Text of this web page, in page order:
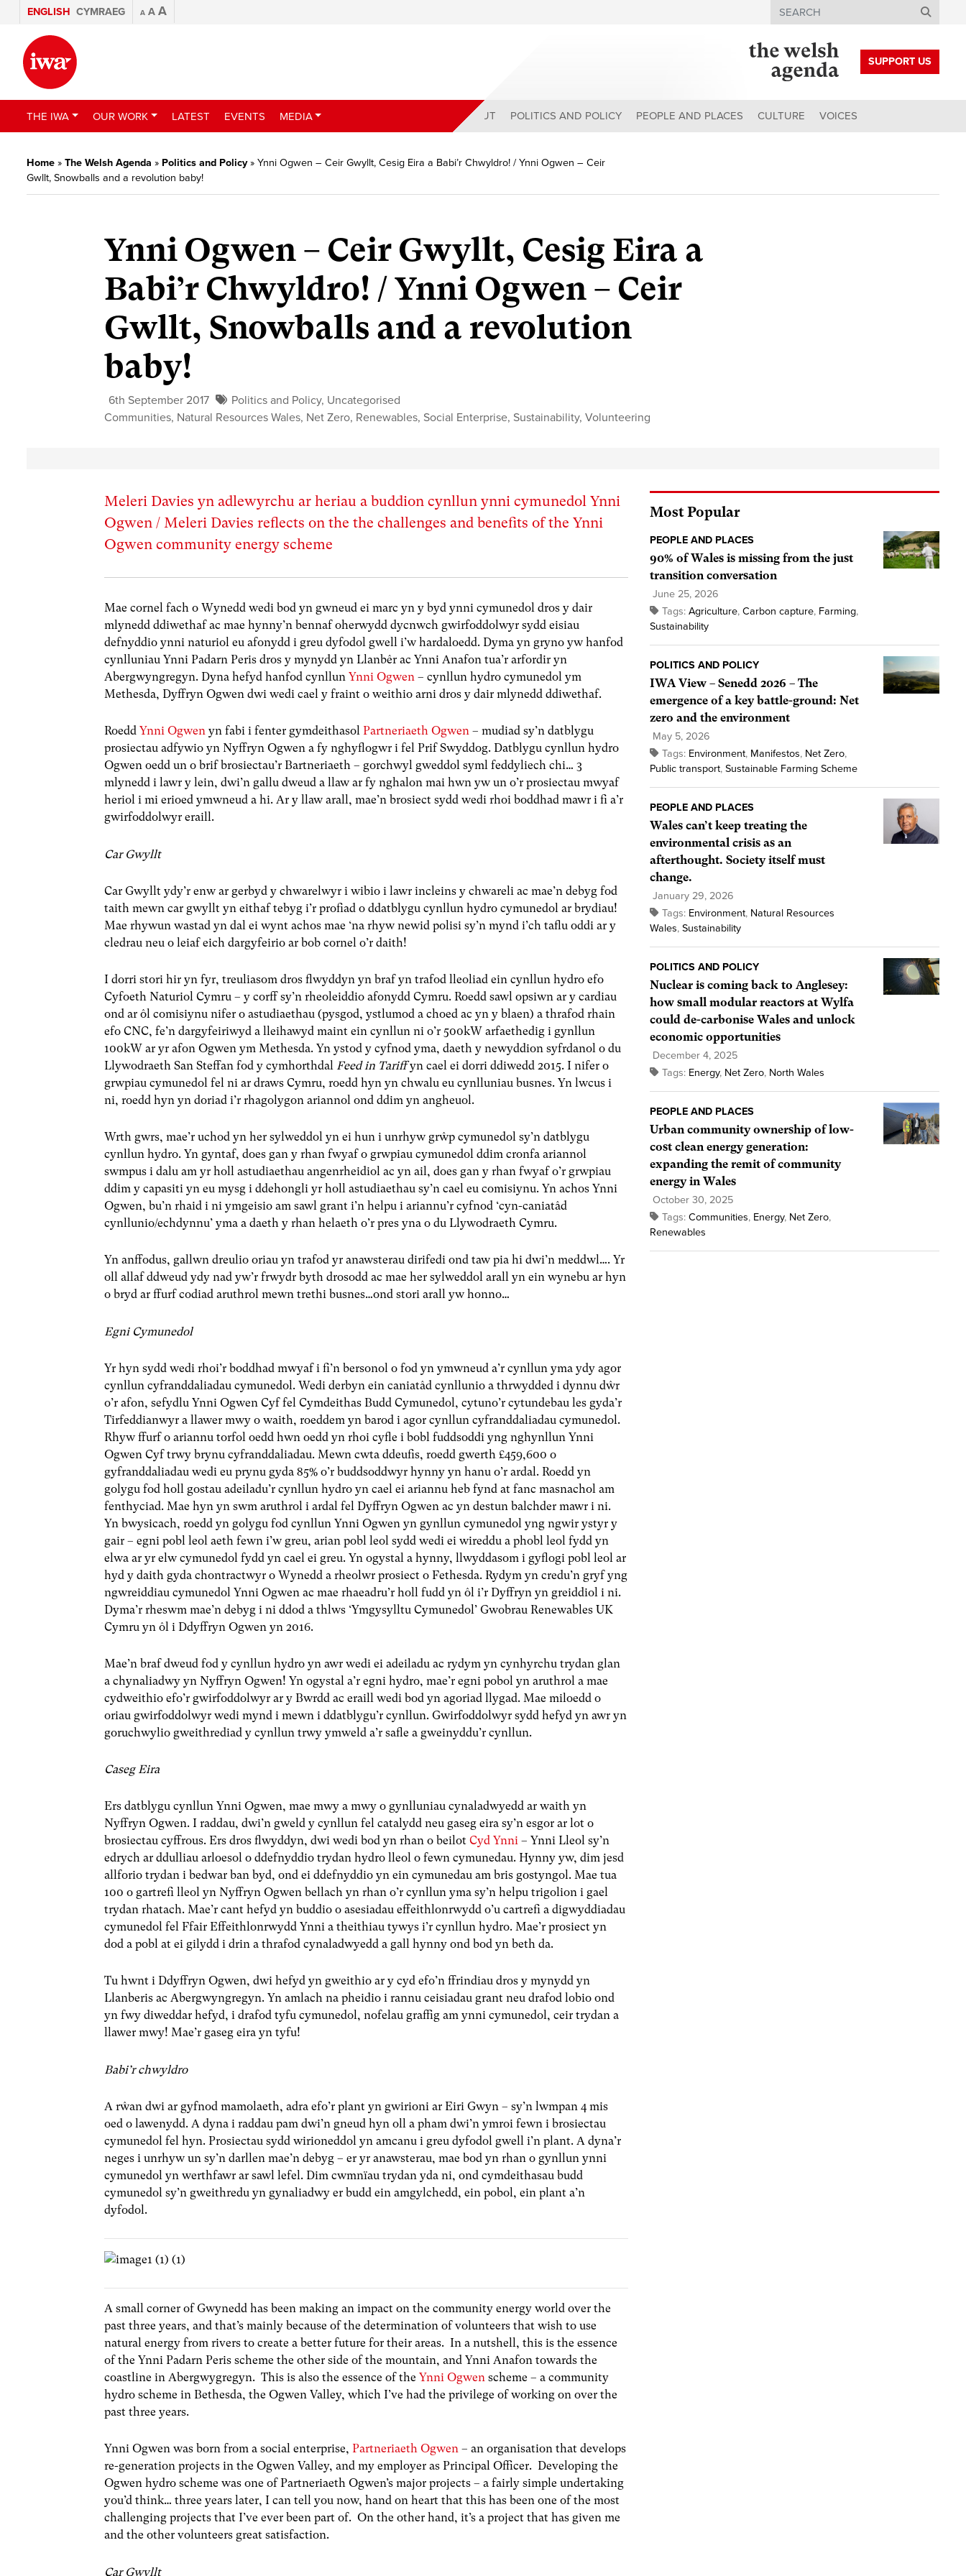
ENGLISH CYMRAEG A A A Search
SUPPORT US
THE IWA OUR WORK LATEST EVENTS MEDIA ABOUT POLITICS AND POLICY PEOPLE AND PLACES CULTURE VOICES
Home » The Welsh Agenda » Politics and Policy» Ynni Ogwen – Ceir Gwyllt, Cesig Eira a Babi’r Chwyldro! / Ynni Ogwen – Ceir
Gwllt, Snowballs and a revolution baby!
Ynni Ogwen – Ceir Gwyllt, Cesig Eira a
Babi’r Chwyldro! / Ynni Ogwen – Ceir
Gwllt, Snowballs and a revolution
baby!
6th September 2017 Politics and Policy, Uncategorised
Communities, Natural Resources Wales, Net Zero, Renewables, Social Enterprise, Sustainability,Volunteering
Meleri Davies yn adlewyrchu ar heriau a buddion cynllun ynni cymunedol Ynni
Ogwen / Meleri Davies reflects on the the challenges and benefits of the Ynni
Ogwen community energy scheme
Mae cornel fach o Wynedd wedi bod yn gwneud ei marc yn y byd ynni cymunedol dros y dair
mlynedd ddiwethaf ac mae hynny’n bennaf oherwydd dycnwch gwirfoddolwyr sydd eisiau
defnyddio ynni naturiol eu afonydd i greu dyfodol gwell i’w hardaloedd. Dyma yn gryno yw hanfod
cynlluniau Ynni Padarn Peris dros y mynydd yn Llanbêr ac Ynni Anafon tua’r arfordir yn
Abergwyngregyn. Dyna hefyd hanfod cynllunYnni Ogwen – cynllun hydro cymunedol ym
Methesda, Dyffryn Ogwen dwi wedi cael y fraint o weithio arni dros y dair mlynedd ddiwethaf.
RoeddYnni Ogwen yn fabi i fenter gymdeithasolPartneriaeth Ogwen – mudiad sy’n datblygu
prosiectau adfywio yn Nyffryn Ogwen a fy nghyflogwr i fel Prif Swyddog. Datblygu cynllun hydro
Ogwen oedd un o brif brosiectau’r Bartneriaeth – gorchwyl gweddol syml feddyliech chi… 3
mlynedd i lawr y lein, dwi’n gallu dweud a llaw ar fy nghalon mai hwn yw un o’r prosiectau mwyaf
heriol i mi erioed ymwneud a hi. Ar y llaw arall, mae’n brosiect sydd wedi rhoi boddhad mawr i fi a’r
gwirfoddolwyr eraill.
Car Gwyllt
Car Gwyllt ydy’r enw ar gerbyd y chwarelwyr i wibio i lawr incleins y chwareli ac mae’n debyg fod
taith mewn car gwyllt yn eithaf tebyg i’r profiad o ddatblygu cynllun hydro cymunedol ar brydiau!
Mae rhywun wastad yn dal ei wynt achos mae ‘na rhyw newid polisi sy’n mynd i’ch taflu oddi ar y
cledrau neu o leiaf eich dargyfeirio ar bob cornel o’r daith!
I dorri stori hir yn fyr, treuliasom dros flwyddyn yn braf yn trafod lleoliad ein cynllun hydro efo
Cyfoeth Naturiol Cymru – y corff sy’n rheoleiddio afonydd Cymru. Roedd sawl opsiwn ar y cardiau
ond ar ôl comisiynu nifer o astudiaethau (pysgod, ystlumod a choed ac yn y blaen) a thrafod rhain
efo CNC, fe’n dargyfeiriwyd a lleihawyd maint ein cynllun ni o’r 500kW arfaethedig i gynllun
100kW ar yr afon Ogwen ym Methesda. Yn ystod y cyfnod yma, daeth y newyddion syfrdanol o du
Llywodraeth San Steffan fod y cymhorthdal Feed in Tariffyn cael ei dorri ddiwedd 2015. I nifer o
grwpiau cymunedol fel ni ar draws Cymru, roedd hyn yn chwalu eu cynlluniau busnes. Yn lwcus i
ni, roedd hyn yn doriad i’r rhagolygon ariannol ond ddim yn angheuol.
Wrth gwrs, mae’r uchod yn her sylweddol yn ei hun i unrhyw grŵp cymunedol sy’n datblygu
cynllun hydro. Yn gyntaf, does gan y rhan fwyaf o grwpiau cymunedol ddim cronfa ariannol
swmpus i dalu am yr holl astudiaethau angenrheidiol ac yn ail, does gan y rhan fwyaf o’r grwpiau
ddim y capasiti yn eu mysg i ddehongli yr holl astudiaethau sy’n cael eu comisiynu. Yn achos Ynni
Ogwen, bu’n rhaid i ni ymgeisio am sawl grant i’n helpu i ariannu’r cyfnod ‘cyn-caniatâd
cynllunio/echdynnu’ yma a daeth y rhan helaeth o’r pres yna o du Llywodraeth Cymru.
Yn anffodus, gallwn dreulio oriau yn trafod yr anawsterau dirifedi ond taw pia hi dwi’n meddwl…. Yr
oll allaf ddweud ydy nad yw’r frwydr byth drosodd ac mae her sylweddol arall yn ein wynebu ar hyn
o bryd ar ffurf codiad aruthrol mewn trethi busnes…ond stori arall yw honno…
Egni Cymunedol
Yr hyn sydd wedi rhoi’r boddhad mwyaf i fi’n bersonol o fod yn ymwneud a’r cynllun yma ydy agor
cynllun cyfranddaliadau cymunedol. Wedi derbyn ein caniatâd cynllunio a thrwydded i dynnu dŵr
o’r afon, sefydlu Ynni Ogwen Cyf fel Cymdeithas Budd Cymunedol, cytuno’r cytundebau les gyda’r
Tirfeddianwyr a llawer mwy o waith, roeddem yn barod i agor cynllun cyfranddaliadau cymunedol.
Rhyw ffurf o ariannu torfol oedd hwn oedd yn rhoi cyfle i bobl fuddsoddi yng nghynllun Ynni
Ogwen Cyf trwy brynu cyfranddaliadau. Mewn cwta ddeufis, roedd gwerth £459,600 o
gyfranddaliadau wedi eu prynu gyda 85% o’r buddsoddwyr hynny yn hanu o’r ardal. Roedd yn
golygu fod holl gostau adeiladu’r cynllun hydro yn cael ei ariannu heb fynd at fanc masnachol am
fenthyciad. Mae hyn yn swm aruthrol i ardal fel Dyffryn Ogwen ac yn destun balchder mawr i ni.
Yn bwysicach, roedd yn golygu fod cynllun Ynni Ogwen yn gynllun cymunedol yng ngwir ystyr y
gair – egni pobl leol aeth fewn i’w greu, arian pobl leol sydd wedi ei wireddu a phobl leol fydd yn
elwa ar yr elw cymunedol fydd yn cael ei greu. Yn ogystal a hynny, llwyddasom i gyflogi pobl leol ar
hyd y daith gyda chontractwyr o Wynedd a rheolwr prosiect o Fethesda. Rydym yn credu’n gryf yng
ngwreiddiau cymunedol Ynni Ogwen ac mae rhaeadru’r holl fudd yn ôl i’r Dyffryn yn greiddiol i ni.
Dyma’r rheswm mae’n debyg i ni ddod a thlws ‘Ymgysylltu Cymunedol’ Gwobrau Renewables UK
Cymru yn ôl i Ddyffryn Ogwen yn 2016.
Mae’n braf dweud fod y cynllun hydro yn awr wedi ei adeiladu ac rydym yn cynhyrchu trydan glan
a chynaliadwy yn Nyffryn Ogwen! Yn ogystal a’r egni hydro, mae’r egni pobol yn aruthrol a mae
cydweithio efo’r gwirfoddolwyr ar y Bwrdd ac eraill wedi bod yn agoriad llygad. Mae miloedd o
oriau gwirfoddolwyr wedi mynd i mewn i ddatblygu’r cynllun. Gwirfoddolwyr sydd hefyd yn awr yn
goruchwylio gweithrediad y cynllun trwy ymweld a’r safle a gweinyddu’r cynllun.
Caseg Eira
Ers datblygu cynllun Ynni Ogwen, mae mwy a mwy o gynlluniau cynaladwyedd ar waith yn
Nyffryn Ogwen. I raddau, dwi’n gweld y cynllun fel catalydd neu gaseg eira sy’n esgor ar lot o
brosiectau cyffrous. Ers dros flwyddyn, dwi wedi bod yn rhan o beilotCyd Ynni – Ynni Lleol sy’n
edrych ar ddulliau arloesol o ddefnyddio trydan hydro lleol o fewn cymunedau. Hynny yw, dim jesd
allforio trydan i bedwar ban byd, ond ei ddefnyddio yn ein cymunedau am bris gostyngol. Mae tua
100 o gartrefi lleol yn Nyffryn Ogwen bellach yn rhan o’r cynllun yma sy’n helpu trigolion i gael
trydan rhatach. Mae’r cant hefyd yn buddio o asesiadau effeithlonrwydd o’u cartrefi a digwyddiadau
cymunedol fel Ffair Effeithlonrwydd Ynni a theithiau tywys i’r cynllun hydro. Mae’r prosiect yn
dod a pobl at ei gilydd i drin a thrafod cynaladwyedd a gall hynny ond bod yn beth da.
Tu hwnt i Ddyffryn Ogwen, dwi hefyd yn gweithio ar y cyd efo’n ffrindiau dros y mynydd yn
Llanberis ac Abergwyngregyn. Yn amlach na pheidio i rannu ceisiadau grant neu drafod lobio ond
yn fwy diweddar hefyd, i drafod tyfu cymunedol, nofelau graffig am ynni cymunedol, ceir trydan a
llawer mwy! Mae’r gaseg eira yn tyfu!
Babi’r chwyldro
A rŵan dwi ar gyfnod mamolaeth, adra efo’r plant yn gwirioni ar Eiri Gwyn – sy’n lwmpan 4 mis
oed o lawenydd. A dyna i raddau pam dwi’n gneud hyn oll a pham dwi’n ymroi fewn i brosiectau
cymunedol fel hyn. Prosiectau sydd wirioneddol yn amcanu i greu dyfodol gwell i’n plant. A dyna’r
neges i unrhyw un sy’n darllen mae’n debyg – er yr anawsterau, mae bod yn rhan o gynllun ynni
cymunedol yn werthfawr ar sawl lefel. Dim cwmnïau trydan yda ni, ond cymdeithasau budd
cymunedol sy’n gweithredu yn gynaliadwy er budd ein amgylchedd, ein pobol, ein plant a’n
dyfodol.
A small corner of Gwynedd has been making an impact on the community energy world over the
past three years, and that’s mainly because of the determination of volunteers that wish to use
natural energy from rivers to create a better future for their areas. In a nutshell, this is the essence
of the Ynni Padarn Peris scheme the other side of the mountain, and Ynni Anafon towards the
coastline in Abergwygregyn. This is also the essence of theYnni Ogwen scheme – a community
hydro scheme in Bethesda, the Ogwen Valley, which I’ve had the privilege of working on over the
past three years.
Ynni Ogwen was born from a social enterprise,Partneriaeth Ogwen – an organisation that develops
re-generation projects in the Ogwen Valley, and my employer as Principal Officer. Developing the
Ogwen hydro scheme was one of Partneriaeth Ogwen’s major projects – a fairly simple undertaking
you’d think… three years later, I can tell you now, hand on heart that this has been one of the most
challenging projects that I’ve ever been part of. On the other hand, it’s a project that has given me
and the other volunteers great satisfaction.
Car Gwyllt
Most Popular
PEOPLE AND PLACES
90% of Wales is missing from the just
transition conversation
June 25, 2026
Tags: Agriculture, Carbon capture, Farming,
Sustainability
POLITICS AND POLICY
IWA View – Senedd 2026 – The
emergence of a key battle-ground: Net
zero and the environment
May 5, 2026
Tags: Environment, Manifestos, Net Zero,
Public transport, Sustainable Farming Scheme
PEOPLE AND PLACES
Wales can’t keep treating the
environmental crisis as an
afterthought. Society itself must
change.
January 29, 2026
Tags: Environment, Natural Resources
Wales, Sustainability
POLITICS AND POLICY
Nuclear is coming back to Anglesey:
how small modular reactors at Wylfa
could de-carbonise Wales and unlock
economic opportunities
December 4, 2025
Tags: Energy, Net Zero, North Wales
PEOPLE AND PLACES
Urban community ownership of low-
cost clean energy generation:
expanding the remit of community
energy in Wales
October 30, 2025
Tags: Communities, Energy, Net Zero,
Renewables